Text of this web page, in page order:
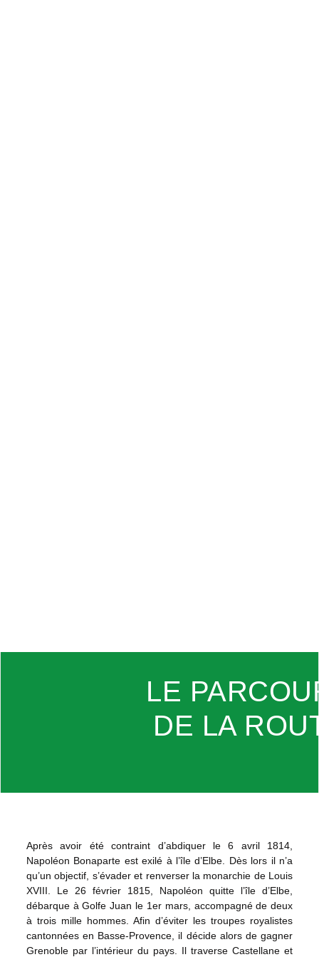
LE
DE LA
Après avoir été contraint d’abdiquer le 6 avril 1814,
Napoléon Bonaparte est exilé à l’île d’Elbe. Dès lors il n’a
qu’un objectif, s’évader et renverser la monarchie de Louis
XVIII. Le 26 février 1815, Napoléon quitte l’île d’Elbe,
débarque à Golfe Juan le 1er mars, accompagné de deux
à trois mille hommes. Afin d’éviter les troupes royalistes
cantonnées en Basse-Provence, il décide alors de gagner
Grenoble par l’intérieur du pays. Il traverse Castellane et